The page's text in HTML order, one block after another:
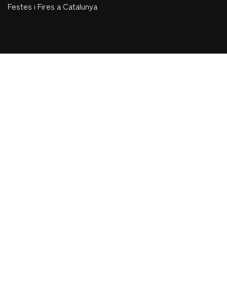
Festes i Fires a Catalunya